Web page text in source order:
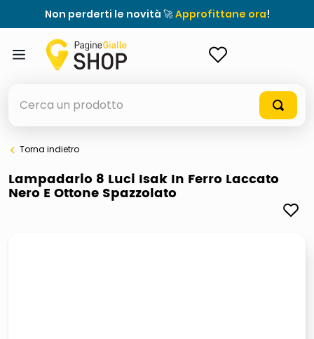
Non perderti le novità 🚀Approfittane ora!
elenchi telefonici
orologio parete
Torna indietro
Lampadario 8 Luci Isak In Ferro Laccato
Nero E Ottone Spazzolato